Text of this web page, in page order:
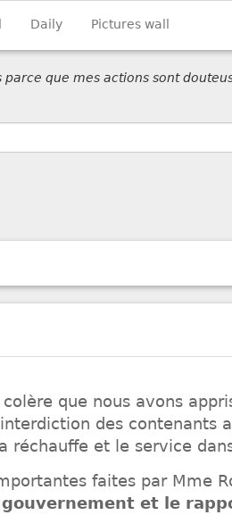
Daily Pictures wall
parce que mes actions sont
que nous avons
des contenants
réchauffe et le service
faites par Mme
gouvernement et le